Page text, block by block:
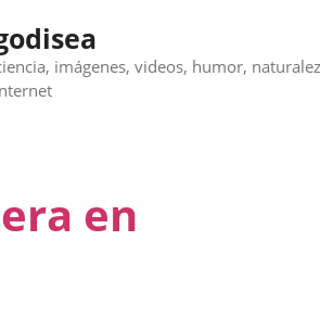
imágenes, videos, humor,
en